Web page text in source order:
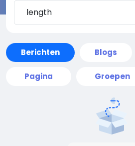
Berichten Blogs
Pagina Groepen